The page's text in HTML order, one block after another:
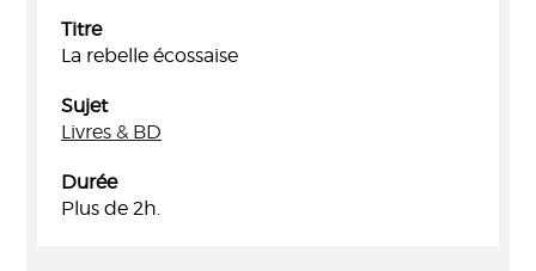
Titre
La rebelle écossaise
Sujet
Livres & BD
Durée
Plus de 2h.